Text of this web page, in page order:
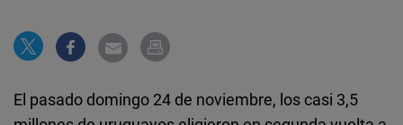
El pasado domingo 24 de noviembre, los casi 3,5
Embed